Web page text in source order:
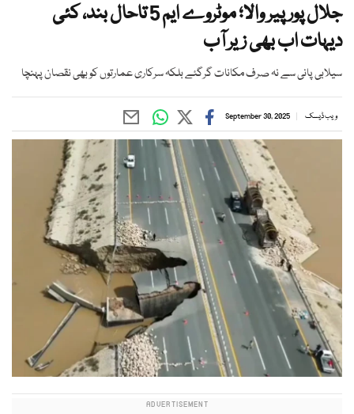
جلال پور پیر والا؛ موٹروے ایم 5 تاحال بند، کئی
دیہات اب بھی زیر آب
سیلابی پانی سے نہ صرف مکانات گرگئے بلکہ سرکاری عمارتوں کو بھی نقصان پہنچا
ویب ڈیسک September 30, 2025